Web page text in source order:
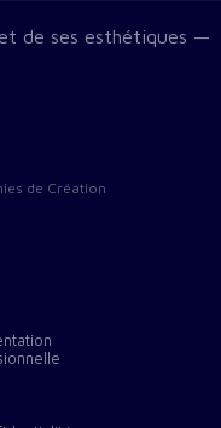
de ses esthétiques —
de Création